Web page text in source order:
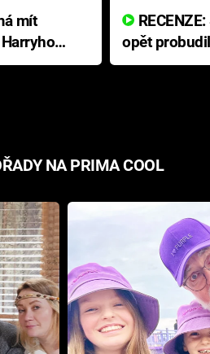
mít
opět
přichází s
NA PRIMA COOL